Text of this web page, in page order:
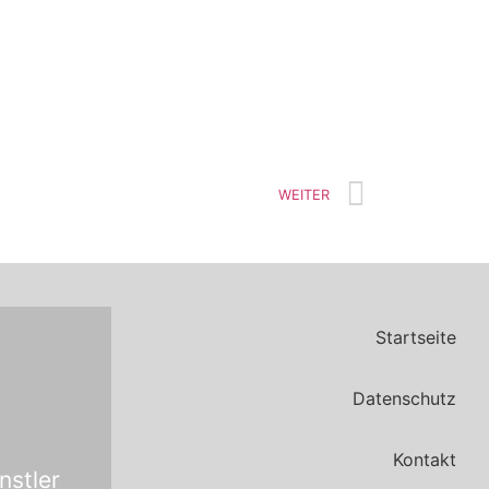
WEITER
Startseite
Datenschutz
Kontakt